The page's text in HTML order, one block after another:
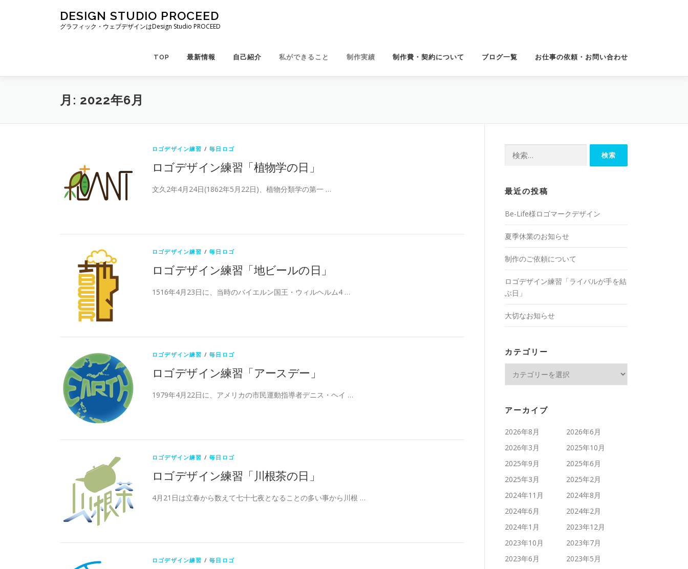
ス
DESIGN STUDIO PROCEED
グラフィック・ウェブデザインはDesign Studio PROCEED
TOP 最新情報 自己紹介 私ができること 制作実績 制作費・契約について ブログ一覧 お仕事の依頼・お問い合わせ
月: 2022年6月
ロゴデザイン練習 /毎日ロゴ
ロゴデザイン練習「植物学の日」
文久2年4月24日(1862年5月22日)、植物分類学の第一 …
ロゴデザイン練習 /毎日ロゴ
ロゴデザイン練習「地ビールの日」
1516年4月23日に、当時のバイエルン国王・ウィルヘルム4 …
ロゴデザイン練習 /毎日ロゴ
ロゴデザイン練習「アースデー」
1979年4月22日に、アメリカの市民運動指導者デニス・ヘイ …
ロゴデザイン練習 /毎日ロゴ
ロゴデザイン練習「川根茶の日」
4月21日は立春から数えて七十七夜となることの多い事から川根 …
ロゴデザイン練習 /毎日ロゴ
最近の投稿
Be-Life様ロゴマークデザイン
夏季休業のお知らせ
制作のご依頼について
ロゴデザイン練習「ライバルが手を結
ぶ日」
大切なお知らせ
カテゴリー
ー
アーカイブ
2026年8月
2026年6月
2026年3月
2025年10月
2025年9月
2025年6月
2025年3月
2025年2月
2024年11月
2024年8月
2024年6月
2024年2月
2024年1月
2023年12月
2023年10月
2023年7月
2023年6月
2023年5月